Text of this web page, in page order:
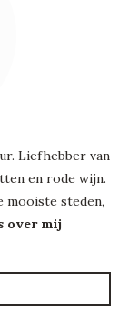
Liefhebber van
en rode wijn.
mooiste steden,
over mij